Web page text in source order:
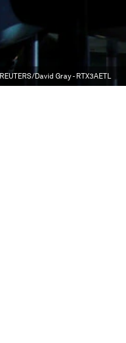
REUTERS/David Gray - RTX3AETL